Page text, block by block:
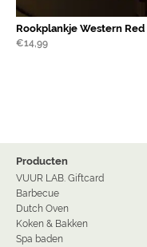
Rookplankje Western Red
€14,99
Producten
VUUR LAB. Giftcard
Barbecue
Dutch Oven
Koken & Bakken
Spa baden